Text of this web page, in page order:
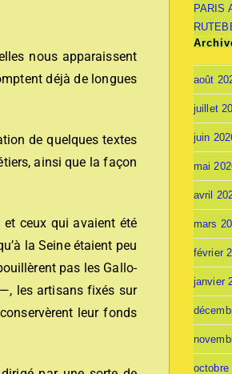
nous apparaissent
déjà de longues
de quelques textes
ainsi que la façon
et ceux qui avaient été
la Seine étaient peu
pas les Gallo-
les artisans fixés sur
leur fonds
PARIS
août
juillet
juin
mai
avril
mars
février
janvier
octobre